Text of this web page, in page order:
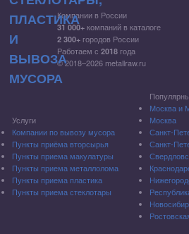
Компании в России
31 000+ компаний в каталоге
2 300+ городов России
Работаем с 2018 года
© 2018–2026 metallraw.ru
Услуги
Компании по вывозу мусора
Пункты приёма вторсырья
Пункты приема макулатуры
Пункты приема металлолома
Пункты приема пластика
Пункты приема стеклотары
Москва и
Москва
Санкт-
Санкт-